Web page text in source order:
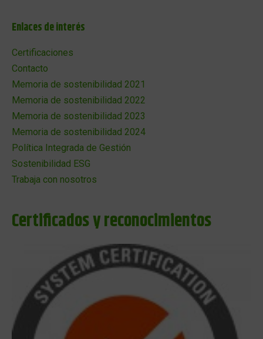
Enlaces de interés
Certificaciones
Contacto
Memoria de sostenibilidad 2021
Memoria de sostenibilidad 2022
Memoria de sostenibilidad 2023
Memoria de sostenibilidad 2024
Política Integrada de Gestión
Sostenibilidad ESG
Trabaja con nosotros
Certificados y reconocimientos